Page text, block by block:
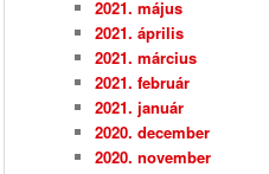
2021. május
2021. április
2021. március
2021. február
2021. január
2020. december
2020. november